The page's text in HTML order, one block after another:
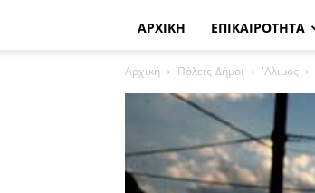
ΑΡΧΙΚΗ ΕΠΙΚΑΙΡΟΤΗΤΑ
Αρχική Πόλεις-Δήμοι 'Αλιμος